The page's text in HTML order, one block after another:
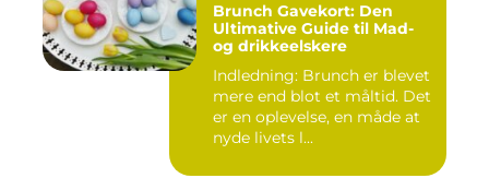
Brunch Gavekort: Den
Ultimative Guide til Mad-
og drikkeelskere
Indledning: Brunch er blevet
mere end blot et måltid. Det
er en oplevelse, en måde at
nyde livets l...